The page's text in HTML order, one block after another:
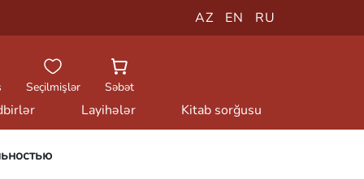
AZ EN RU
Seçilmişlər Səbət
Layihələr Kitab sorğusu